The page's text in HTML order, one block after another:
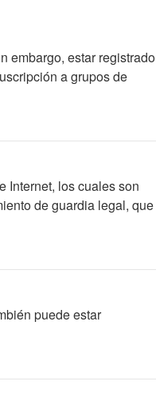
embargo, estar registrado
a grupos de
Internet, los cuales son
de guardia legal, que
puede estar